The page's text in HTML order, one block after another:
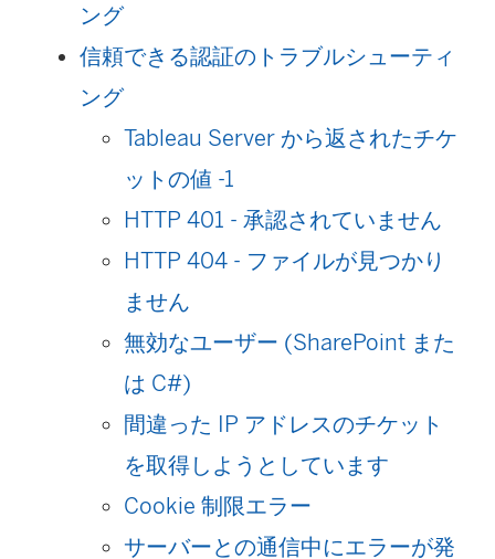
ング
信頼できる認証のトラブルシューティ
ング
Tableau Server から返されたチケ
ットの値 -1
HTTP 401 - 承認されていません
HTTP 404 - ファイルが見つかり
ません
無効なユーザー (SharePoint また
は C#)
間違った IP アドレスのチケット
を取得しようとしています
Cookie 制限エラー
サーバーとの通信中にエラーが発